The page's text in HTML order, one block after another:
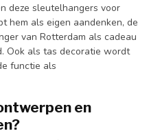
deze sleutelhangers voor
hem als eigen aandenken, de
van Rotterdam als cadeau
Ook als tas decoratie wordt
functie als
en